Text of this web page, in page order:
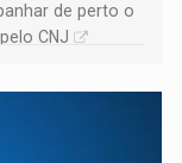
de perto o
CNJ